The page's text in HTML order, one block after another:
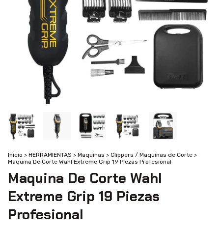
Inicio > HERRAMIENTAS > Maquinas > Clippers / Maquinas de Corte >
Maquina De Corte Wahl Extreme Grip 19 Piezas Profesional
Maquina De Corte Wahl
Extreme Grip 19 Piezas
Profesional